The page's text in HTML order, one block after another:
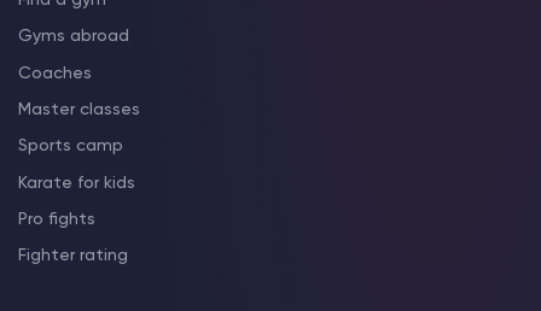
Gyms abroad
Coaches
Master classes
Sports camp
Karate for kids
Pro fights
Fighter rating